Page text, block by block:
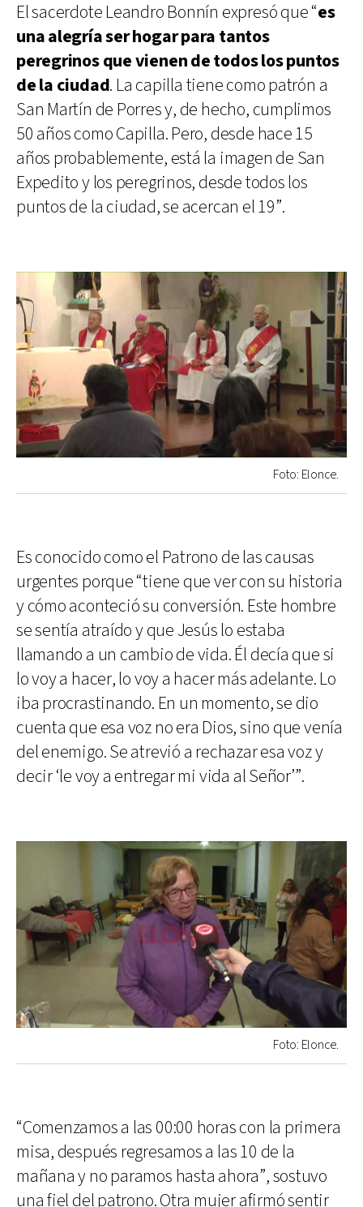
El sacerdote Leandro Bonnín expresó que “es
una alegría ser hogar para tantos
peregrinos que vienen de todos los puntos
de la ciudad. La capilla tiene como patrón a
San Martín de Porres y, de hecho, cumplimos
50 años como Capilla. Pero, desde hace 15
años probablemente, está la imagen de San
Expedito y los peregrinos, desde todos los
puntos de la ciudad, se acercan el 19”.
Foto: Elonce.
Es conocido como el Patrono de las causas
urgentes porque “tiene que ver con su historia
y cómo aconteció su conversión. Este hombre
se sentía atraído y que Jesús lo estaba
llamando a un cambio de vida. Él decía que si
lo voy a hacer, lo voy a hacer más adelante. Lo
iba procrastinando. En un momento, se dio
cuenta que esa voz no era Dios, sino que venía
del enemigo. Se atrevió a rechazar esa voz y
decir ‘le voy a entregar mi vida al Señor’”.
Foto: Elonce.
“Comenzamos a las 00:00 horas con la primera
misa, después regresamos a las 10 de la
mañana y no paramos hasta ahora”, sostuvo
una fiel del patrono. Otra mujer afirmó sentir